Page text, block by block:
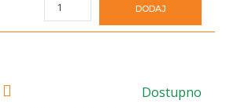
DODAJ
Dostupno